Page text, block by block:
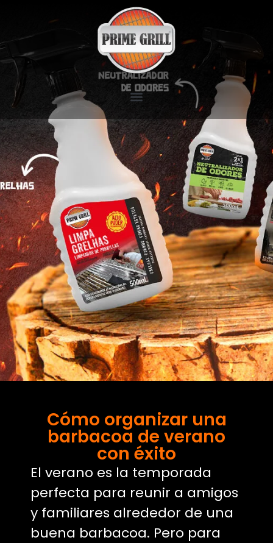
Cómo organizar una
barbacoa de verano
con éxito
El verano es la temporada
perfecta para reunir a amigos
y familiares alrededor de una
buena barbacoa. Pero para